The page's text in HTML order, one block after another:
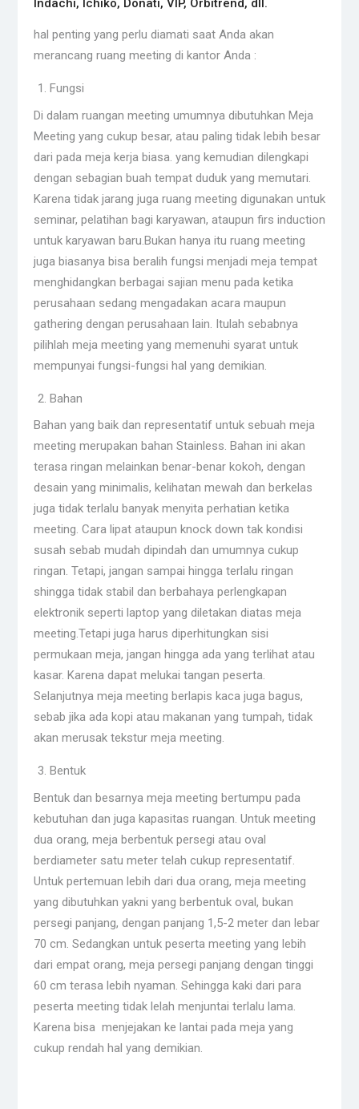
Indachi, Ichiko, Donati, VIP, Orbitrend, dll.
hal penting yang perlu diamati saat Anda akan
merancang ruang meeting di kantor Anda :
Fungsi
Di dalam ruangan meeting umumnya dibutuhkan Meja
Meeting yang cukup besar, atau paling tidak lebih besar
dari pada meja kerja biasa. yang kemudian dilengkapi
dengan sebagian buah tempat duduk yang memutari.
Karena tidak jarang juga ruang meeting digunakan untuk
seminar, pelatihan bagi karyawan, ataupun firs induction
untuk karyawan baru.Bukan hanya itu ruang meeting
juga biasanya bisa beralih fungsi menjadi meja tempat
menghidangkan berbagai sajian menu pada ketika
perusahaan sedang mengadakan acara maupun
gathering dengan perusahaan lain. Itulah sebabnya
pilihlah meja meeting yang memenuhi syarat untuk
mempunyai fungsi-fungsi hal yang demikian.
Bahan
Bahan yang baik dan representatif untuk sebuah meja
meeting merupakan bahan Stainless. Bahan ini akan
terasa ringan melainkan benar-benar kokoh, dengan
desain yang minimalis, kelihatan mewah dan berkelas
juga tidak terlalu banyak menyita perhatian ketika
meeting. Cara lipat ataupun knock down tak kondisi
susah sebab mudah dipindah dan umumnya cukup
ringan. Tetapi, jangan sampai hingga terlalu ringan
shingga tidak stabil dan berbahaya perlengkapan
elektronik seperti laptop yang diletakan diatas meja
meeting.Tetapi juga harus diperhitungkan sisi
permukaan meja, jangan hingga ada yang terlihat atau
kasar. Karena dapat melukai tangan peserta.
Selanjutnya meja meeting berlapis kaca juga bagus,
sebab jika ada kopi atau makanan yang tumpah, tidak
akan merusak tekstur meja meeting.
Bentuk
Bentuk dan besarnya meja meeting bertumpu pada
kebutuhan dan juga kapasitas ruangan. Untuk meeting
dua orang, meja berbentuk persegi atau oval
berdiameter satu meter telah cukup representatif.
Untuk pertemuan lebih dari dua orang, meja meeting
yang dibutuhkan yakni yang berbentuk oval, bukan
persegi panjang, dengan panjang 1,5-2 meter dan lebar
70 cm. Sedangkan untuk peserta meeting yang lebih
dari empat orang, meja persegi panjang dengan tinggi
60 cm terasa lebih nyaman. Sehingga kaki dari para
peserta meeting tidak lelah menjuntai terlalu lama.
Karena bisa menjejakan ke lantai pada meja yang
cukup rendah hal yang demikian.